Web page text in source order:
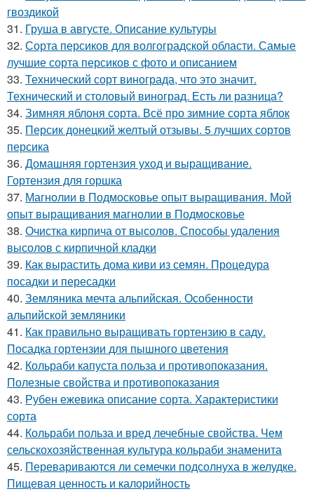
гвоздикой
31. Груша в августе. Описание культуры
32. Сорта персиков для волгоградской области. Самые
лучшие сорта персиков с фото и описанием
33. Технический сорт винограда, что это значит.
Технический и столовый виноград. Есть ли разница?
34. Зимняя яблоня сорта. Всё про зимние сорта яблок
35. Персик донецкий желтый отзывы. 5 лучших сортов
персика
36. Домашняя гортензия уход и выращивание.
Гортензия для горшка
37. Магнолии в Подмосковье опыт выращивания. Мой
опыт выращивания магнолии в Подмосковье
38. Очистка кирпича от высолов. Способы удаления
высолов с кирпичной кладки
39. Как вырастить дома киви из семян. Процедура
посадки и пересадки
40. Земляника мечта альпийская. Особенности
альпийской земляники
41. Как правильно выращивать гортензию в саду.
Посадка гортензии для пышного цветения
42. Кольраби капуста польза и противопоказания.
Полезные свойства и противопоказания
43. Рубен ежевика описание сорта. Характеристики
сорта
44. Кольраби польза и вред лечебные свойства. Чем
сельскохозяйственная культура кольраби знаменита
45. Перевариваются ли семечки подсолнуха в желудке.
Пищевая ценность и калорийность